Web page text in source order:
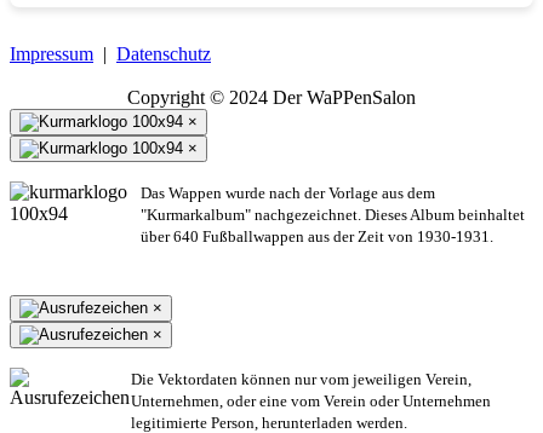
Impressum | Datenschutz
Copyright © 2024 Der WaPPenSalon
×
×
Das Wappen wurde nach der Vorlage aus dem
"Kurmarkalbum" nachgezeichnet. Dieses Album beinhaltet
über 640 Fußballwappen aus der Zeit von 1930-1931.
×
×
Die Vektordaten können nur vom jeweiligen Verein,
Unternehmen, oder eine vom Verein oder Unternehmen
legitimierte Person, herunterladen werden.